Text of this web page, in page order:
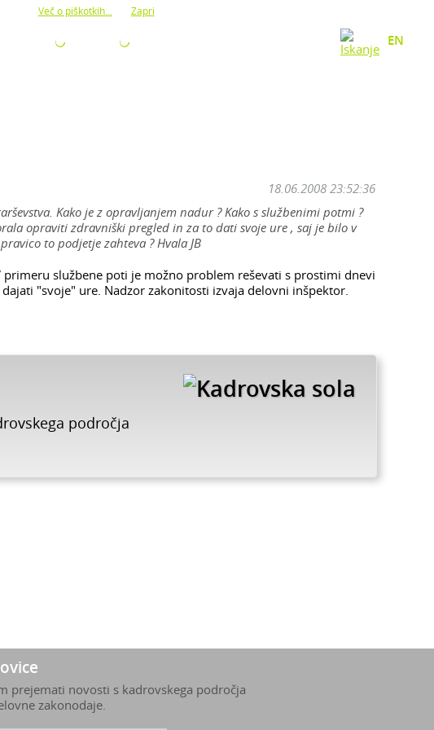
Več o piškotkih... Zapri
EN
18.06.2008 23:52:36
Kako je z opravljanjem nadur ? Kako s službenimi potmi ?
opraviti zdravniški pregled in za to dati svoje ure , saj je bilo v
to podjetje zahteva ? Hvala JB
službene poti je možno problem reševati s prostimi dnevi
"svoje" ure. Nadzor zakonitosti izvaja delovni inšpektor.
področja
prejemati novosti s kadrovskega področja
zakonodaje.